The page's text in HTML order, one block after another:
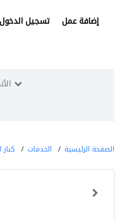
تسجيل الدخول إضافة عمل
الصفحة الرئيسية الخدمات